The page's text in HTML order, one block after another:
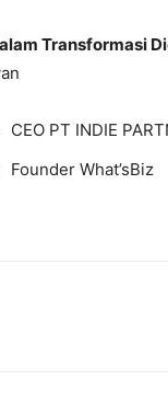
Transformasi
CEO PT INDIE
Founder What’sBiz